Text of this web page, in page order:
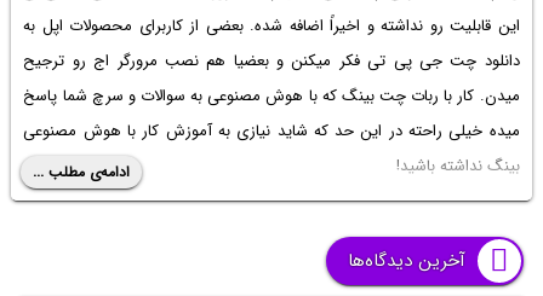
این قابلیت رو نداشته و اخیراً اضافه شده. بعضی از کاربرای محصولات اپل به
دانلود چت جی پی تیفکر میکنن و بعضیا هم نصب مرورگر اج رو ترجیح
میدن. کار با ربات چت بینگ که با هوش مصنوعی به سوالات و سرچ شما پاسخ
میده خیلی راحته در این حد که شاید نیازی به آموزش کار با هوش مصنوعی
بینگنداشته باشید!
موضوع این مطلب نحوه دسترسی به ربات چت Bing GPT در آیفون و آیپد از
براتون روشن بشه.
ادامه‌ی مطلب ...
آخرین دیدگاه‌ها